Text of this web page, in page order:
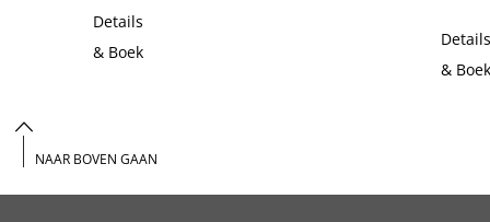
Details
& Boek
&
NAAR BOVEN GAAN